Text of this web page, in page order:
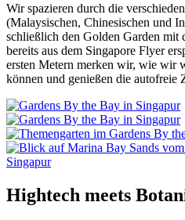
Wir spazieren durch die
(Malaysischen, Chinesischen und
schließlich den Golden Garden mit
bereits aus dem Singapore Flyer
ersten Metern merken wir, wie wir
können und genießen die autofreie
Hightech meets